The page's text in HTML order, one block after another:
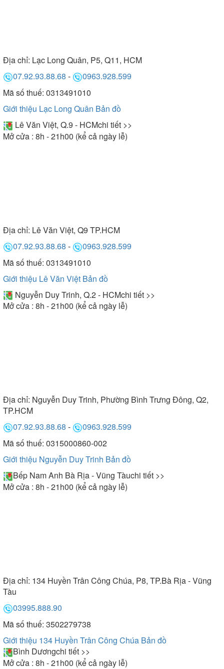
Địa chỉ: Lạc Long Quân, P5, Q11, HCM
07.92.93.88.68 -
0963.928.599
Mã số thuế: 0313491010
Giới thiệu Lạc Long Quân Bản đồ
Lê Văn Việt, Q.9 - HCMchi tiết >>
Mở cửa : 8h - 21h00 (kể cả ngày lễ)
Địa chỉ: Lê Văn Việt, Q9 TP.HCM
07.92.93.88.68 -
0963.928.599
Mã số thuế: 0313491010
Giới thiệu Lê Văn Việt Bản đồ
Nguyễn Duy Trinh, Q.2 - HCMchi tiết >>
Mở cửa : 8h - 21h00 (kể cả ngày lễ)
Địa chỉ: Nguyễn Duy Trinh, Phường Bình Trưng Đông, Q2,
TP.HCM
07.92.93.88.68 -
0963.928.599
Mã số thuế: 0315000860-002
Giới thiệu Nguyễn Duy Trinh Bản đồ
Bếp Nam Anh Bà Rịa - Vũng Tàuchi tiết >>
Mở cửa : 8h - 21h00 (kể cả ngày lễ)
Địa chỉ: 134 Huyền Trân Công Chúa, P8, TP.Bà Rịa - Vũng
Tàu
03995.888.90
Mã số thuế: 3502279738
Giới thiệu 134 Huyền Trân Công Chúa Bản đồ
Bình Dươngchi tiết >>
Mở cửa : 8h - 21h00 (kể cả ngày lễ)